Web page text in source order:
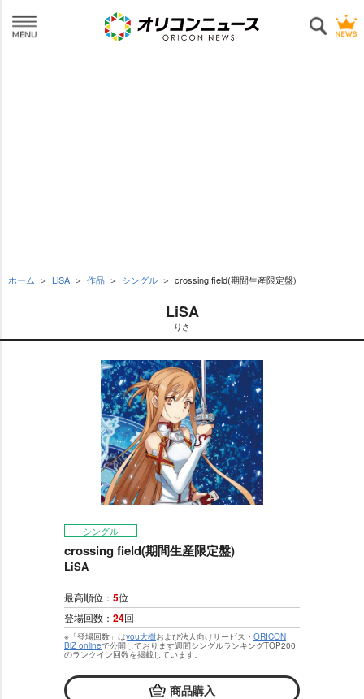
ホーム LiSA 作品 シングル crossing field(期間生産限定盤)
LiSA
りさ
シングル
crossing field(期間生産限定盤)
LiSA
最高順位： 5位
登場回数： 24回
※「登場回数」はyou大樹および法人向けサービス・ ORICON
BiZ onlineで公開しております週間シングルランキングTOP200
のランクイン回数を掲載しています。
商品購入